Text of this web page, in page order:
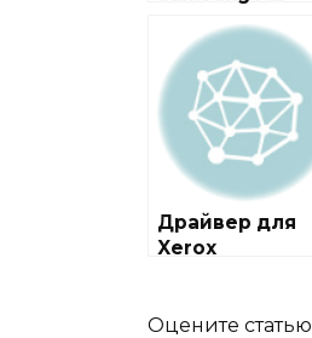
Драйвер для
Xerox
6015B
Оцените статью